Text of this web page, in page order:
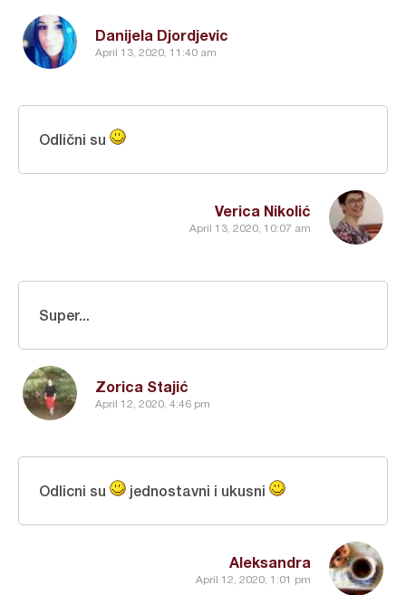
Danijela Djordjevic
April 13, 2020, 11:40 am
Verica Nikolić
April 13, 2020, 10:07 am
Odlični su
Zorica Stajić
April 12, 2020, 4:46 pm
Super...
Aleksandra
April 12, 2020, 1:01 pm
Odlicni su jednostavni i ukusni